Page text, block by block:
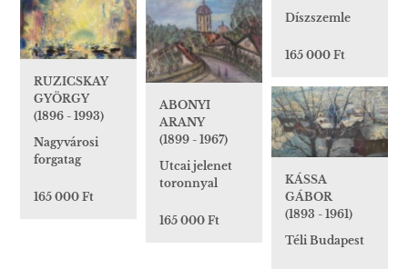
Díszszemle
165 000 Ft
RUZICSKAY
GYÖRGY
(1896 - 1993)
Nagyvárosi
forgatag
165 000 Ft
ABONYI
ARANY
(1899 - 1967)
Utcai jelenet
toronnyal
165 000 Ft
KÁSSA
GÁBOR
(1893 - 1961)
Téli Budapest